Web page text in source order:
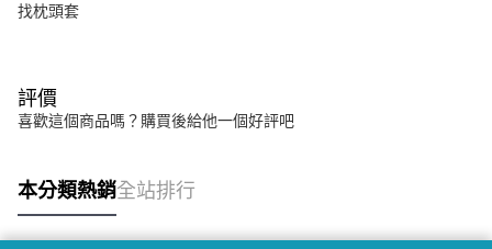
找枕頭套
評價
喜歡這個商品嗎？購買後給他一個好評吧
本分類熱銷全站排行